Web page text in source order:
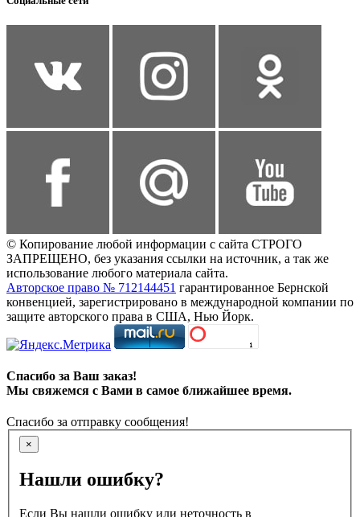
© Копирование любой информации с сайта СТРОГО
ЗАПРЕЩЕНО, без указания ссылки на источник, а так же
использование любого материала сайта.
Авторское право № 712144451 гарантированное Бернской
конвенцией, зарегистрировано в международной компании по
защите авторского права в США, Нью Йорк.
Спасибо за Ваш заказ!
Мы свяжемся с Вами в самое ближайшее время.
Спасибо за отправку сообщения!
×
Нашли ошибку?
Если Вы нашли ошибку или неточность в